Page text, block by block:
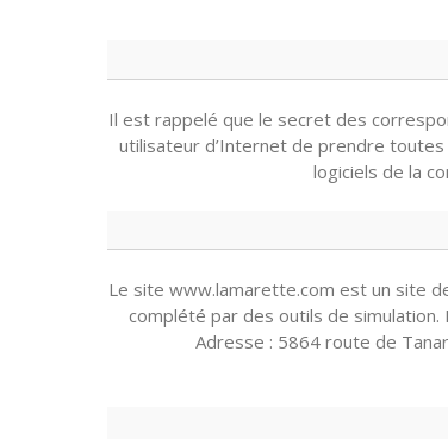
Il est rappelé que le secret des
utilisateur d’Internet de prendre
logiciels de la
Le site www.lamarette.com est un site
complété par des outils de
Adresse : 5864 route de